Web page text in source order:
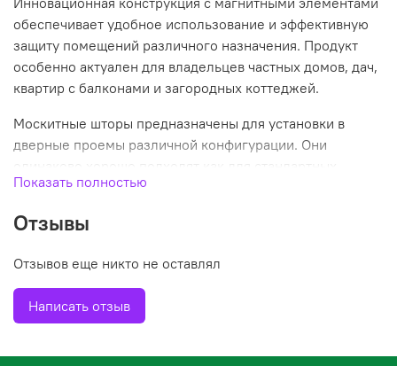
обеспечивает удобное использование и эффективную
защиту помещений различного назначения. Продукт
особенно актуален для владельцев частных домов, дач,
квартир с балконами и загородных коттеджей.
Москитные шторы предназначены для установки в
дверные проемы различной конфигурации. Они
деревянных дверей, так и для современных
системе крепления, изделие можно использовать в
и верандах садовых домиков.
Показать полностью
Отзывы
Отзывов еще никто не оставлял
Написать отзыв